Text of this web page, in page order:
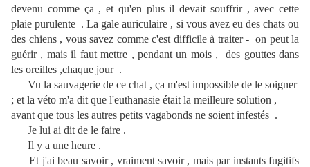
devenu comme ça , et qu'en plus il devait souffrir , avec cette
plaie purulente . La gale auriculaire , si vous avez eu des chats ou
des chiens , vous savez comme c'est difficile à traiter - on peut la
guérir , mais il faut mettre , pendant un mois , des gouttes dans
les oreilles ,chaque jour .
Vu la sauvagerie de ce chat , ça m'est impossible de le soigner
; et la véto m'a dit que l'euthanasie était la meilleure solution ,
avant que tous les autres petits vagabonds ne soient infestés .
Je lui ai dit de le faire .
Il y a une heure .
Et j'ai beau savoir , vraiment savoir , mais par instants fugitifs